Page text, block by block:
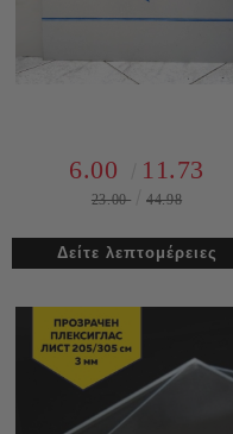
6.00 11.73
23.00 44.98
Δείτε λεπτομέρειες